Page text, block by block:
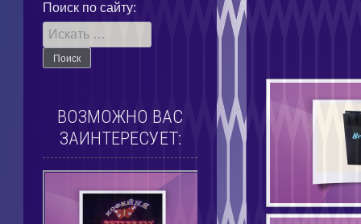
Поиск по сайту:
ВОЗМОЖНО ВАС
ЗАИНТЕРЕСУЕТ: